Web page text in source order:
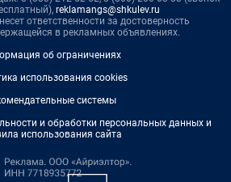
reklamangs@shkulev.ru
ответственности за достоверность
в рекламных объявлениях.
об ограничениях
использования cookies
системы
и обработки персональных данных и
использования сайта